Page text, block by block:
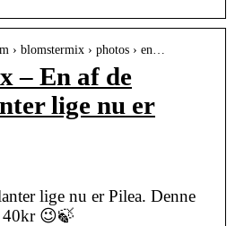
› blomstermix › photos › en…
– En af de
lige nu er
lige nu er Pilea. Denne
😉🍃